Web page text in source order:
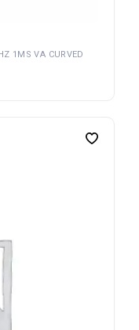
1MS VA CURVED